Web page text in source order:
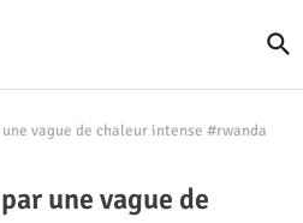
vague de chaleur intense #rwanda
une vague de